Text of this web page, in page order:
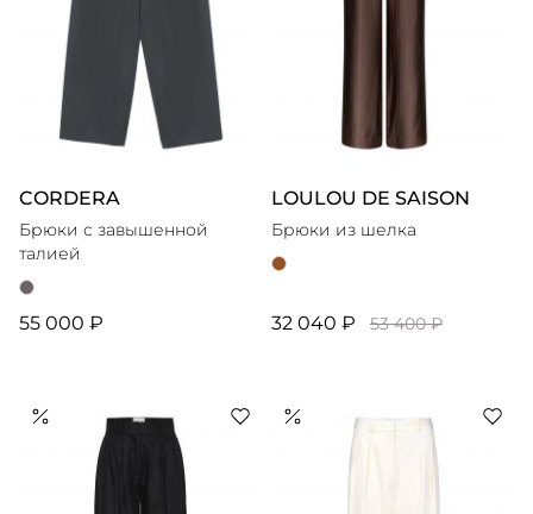
CORDERA
Брюки с завышенной
талией
55 000 ₽
LOULOU DE SAISON
Брюки из шелка
32 040 ₽ 53 400 ₽